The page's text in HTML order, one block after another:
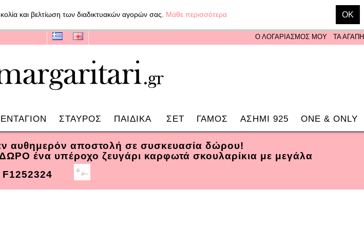
και βελτίωση των διαδικτυακών αγορών σας. Μάθε περισσότερα OK
Ο ΛΟΓΑΡΙΑΣΜΟΣ ΜΟΥ ΤΑ
ΣΤΑΥΡΟΣ ΠΑΙΔΙΚΑ ΣΕΤ ΓΑΜΟΣ ΑΣΗΜΙ 925 ONE & ONLY
αυθημερόν αποστολή σε συσκευασία δώρου!
ένα υπέροχο ζευγάρι καρφωτά σκουλαρίκια με μεγάλα
F1252324